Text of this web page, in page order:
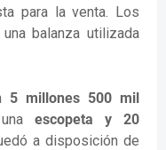
para la venta. Los
balanza utilizada
5 millones 500 mil
escopeta y 20
a disposición de